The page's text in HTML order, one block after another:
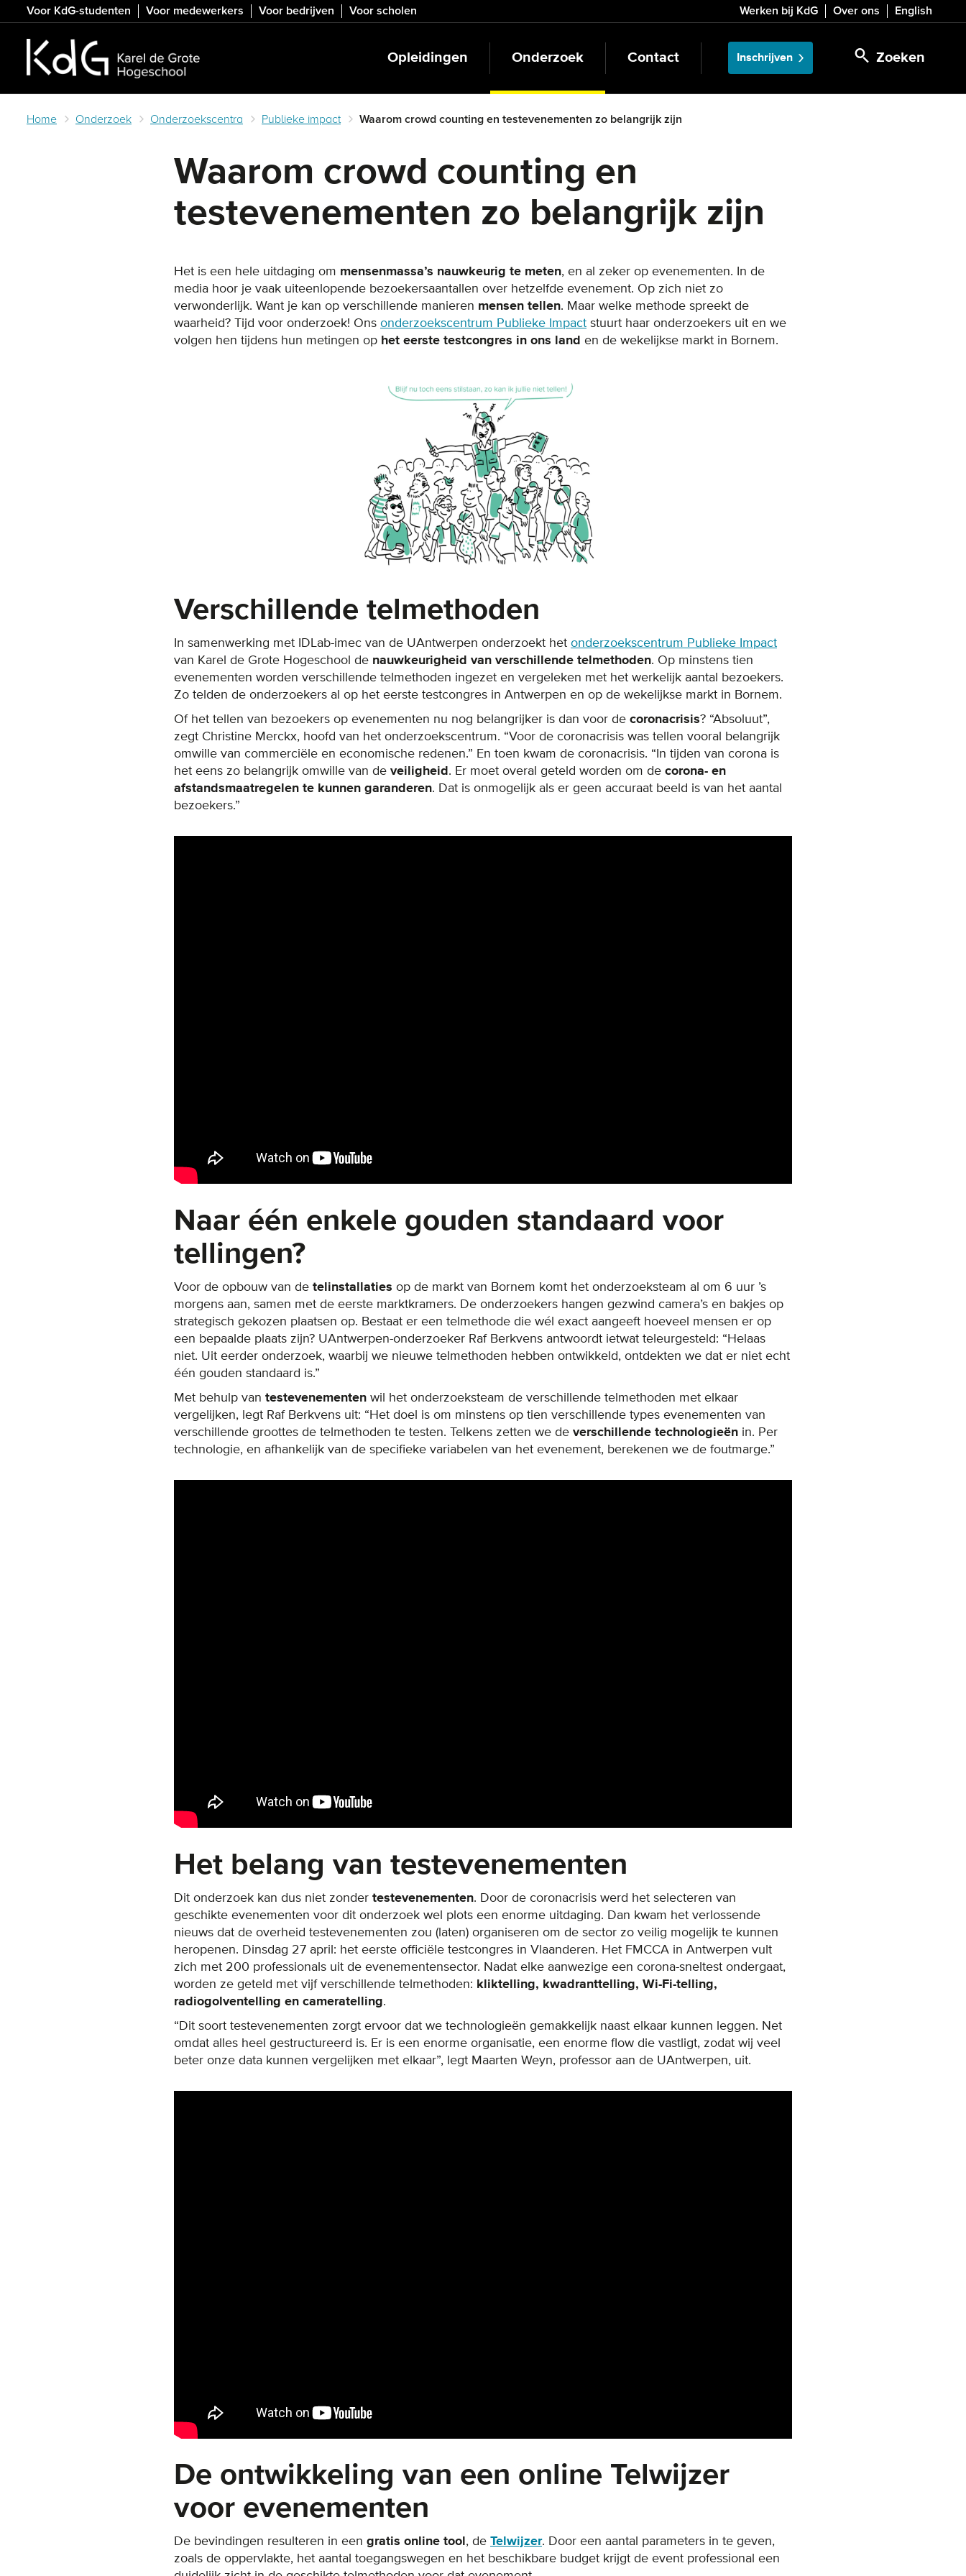
to
main
content
Voor KdG-studenten Voor medewerkers Voor bedrijven Voor scholen Werken bij KdG Over ons English
Zoeken
Opleidingen Onderzoek Contact Inschrijven
Home Onderzoek Onderzoekscentra Publieke impact Waarom crowd counting en testevenementen zo belangrijk zijn
Waarom crowd counting en
testevenementen zo belangrijk zijn
Het is een hele uitdaging om mensenmassa’s nauwkeurig te meten, en al zeker op evenementen. In de
media hoor je vaak uiteenlopende bezoekersaantallen over hetzelfde evenement. Op zich niet zo
verwonderlijk. Want je kan op verschillende manieren mensen tellen. Maar welke methode spreekt de
waarheid? Tijd voor onderzoek! Ons onderzoekscentrum Publieke Impact stuurt haar onderzoekers uit en we
volgen hen tijdens hun metingen op het eerste testcongres in ons land en de wekelijkse markt in Bornem.
Verschillende telmethoden
In samenwerking met IDLab-imec van de UAntwerpen onderzoekt het onderzoekscentrum Publieke Impact
van Karel de Grote Hogeschool de nauwkeurigheid van verschillende telmethoden. Op minstens tien
evenementen worden verschillende telmethoden ingezet en vergeleken met het werkelijk aantal bezoekers.
Zo telden de onderzoekers al op het eerste testcongres in Antwerpen en op de wekelijkse markt in Bornem.
Of het tellen van bezoekers op evenementen nu nog belangrijker is dan voor de coronacrisis? “Absoluut”,
zegt Christine Merckx, hoofd van het onderzoekscentrum. “Voor de coronacrisis was tellen vooral belangrijk
omwille van commerciële en economische redenen.” En toen kwam de coronacrisis. “In tijden van corona is
het eens zo belangrijk omwille van de veiligheid. Er moet overal geteld worden om de corona- en
afstandsmaatregelen te kunnen garanderen. Dat is onmogelijk als er geen accuraat beeld is van het aantal
bezoekers.”
Naar één enkele gouden standaard voor
tellingen?
Voor de opbouw van de telinstallaties op de markt van Bornem komt het onderzoeksteam al om 6 uur ’s
morgens aan, samen met de eerste marktkramers. De onderzoekers hangen gezwind camera’s en bakjes op
strategisch gekozen plaatsen op. Bestaat er een telmethode die wél exact aangeeft hoeveel mensen er op
een bepaalde plaats zijn? UAntwerpen-onderzoeker Raf Berkvens antwoordt ietwat teleurgesteld: “Helaas
niet. Uit eerder onderzoek, waarbij we nieuwe telmethoden hebben ontwikkeld, ontdekten we dat er niet echt
één gouden standaard is.”
Met behulp van testevenementen wil het onderzoeksteam de verschillende telmethoden met elkaar
vergelijken, legt Raf Berkvens uit: “Het doel is om minstens op tien verschillende types evenementen van
verschillende groottes de telmethoden te testen. Telkens zetten we de verschillende technologieën in. Per
technologie, en afhankelijk van de specifieke variabelen van het evenement, berekenen we de foutmarge.”
Het belang van testevenementen
Dit onderzoek kan dus niet zonder testevenementen. Door de coronacrisis werd het selecteren van
geschikte evenementen voor dit onderzoek wel plots een enorme uitdaging. Dan kwam het verlossende
nieuws dat de overheid testevenementen zou (laten) organiseren om de sector zo veilig mogelijk te kunnen
heropenen. Dinsdag 27 april: het eerste officiële testcongres in Vlaanderen. Het FMCCA in Antwerpen vult
zich met 200 professionals uit de evenementensector. Nadat elke aanwezige een corona-sneltest ondergaat,
worden ze geteld met vijf verschillende telmethoden: kliktelling, kwadranttelling, Wi-Fi-telling,
radiogolventelling en cameratelling.
“Dit soort testevenementen zorgt ervoor dat we technologieën gemakkelijk naast elkaar kunnen leggen. Net
omdat alles heel gestructureerd is. Er is een enorme organisatie, een enorme flow die vastligt, zodat wij veel
beter onze data kunnen vergelijken met elkaar”, legt Maarten Weyn, professor aan de UAntwerpen, uit.
De ontwikkeling van een online Telwijzer
voor evenementen
De bevindingen resulteren in een gratis online tool, de Telwijzer. Door een aantal parameters in te geven,
zoals de oppervlakte, het aantal toegangswegen en het beschikbare budget krijgt de event professional een